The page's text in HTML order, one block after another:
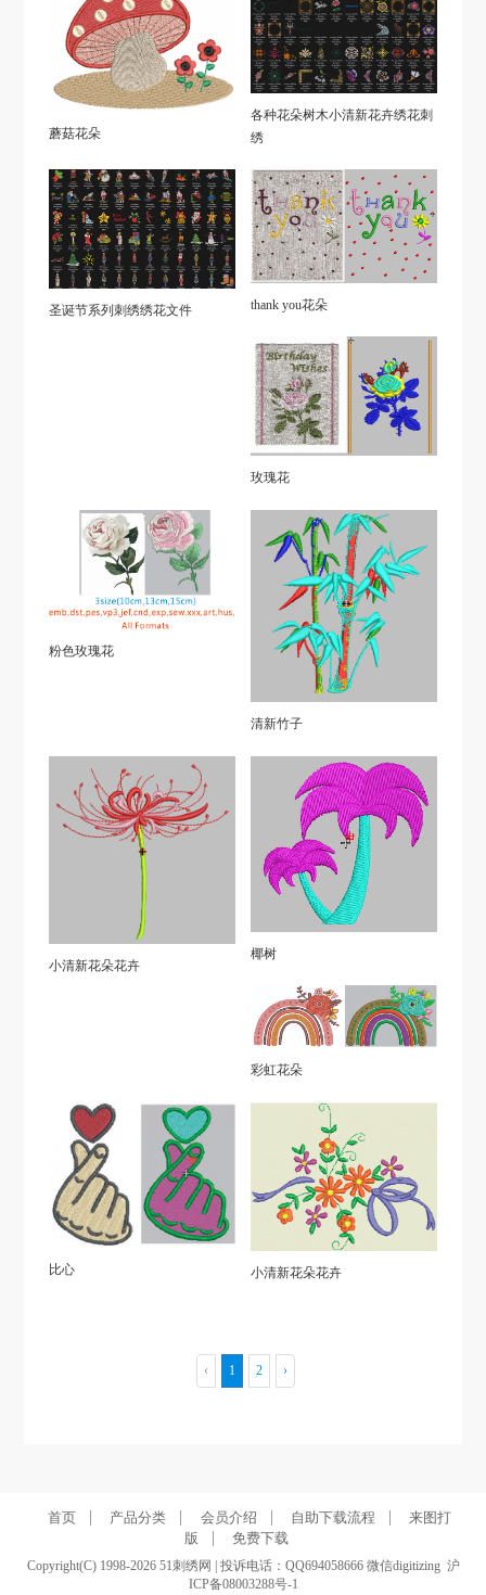
蘑菇花朵
各种花朵树木小清新花卉绣花刺
绣
圣诞节系列刺绣绣花文件 thank you花朵
玫瑰花
粉色玫瑰花
清新竹子
小清新花朵花卉
椰树
彩虹花朵
比心 小清新花朵花卉
‹ 1 2 ›
首页 | 产品分类 | 会员介绍 | 自助下载流程 |
来图打
版
| 免费下载
Copyright(C) 1998-2026 51刺绣网 | 投诉电话：QQ694058666 微信digitizing 沪
ICP备08003288号-1